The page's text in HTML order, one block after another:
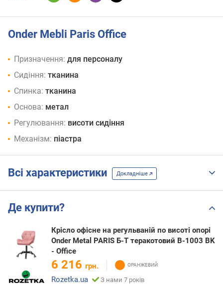
Onder Mebli Paris Office
Призначення: для персоналу
Сидіння: тканина
Спинка: тканина
Основа: метал
Регулювання: висоти сидіння
Механізм: піастра
Всі характеристики Докладніше
Де купити?
Крісло офісне на регульваній по висоті опорі
Onder Metal PARIS Б-Т теракотовий B-1003 BK
- Office
6 216 грн.
Rozetka.ua
З нами 7 років